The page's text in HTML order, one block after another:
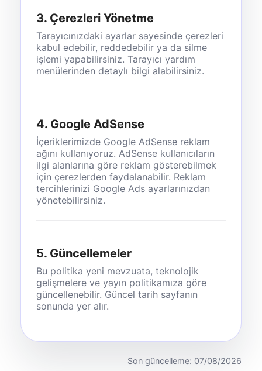
3. Çerezleri Yönetme
Tarayıcınızdaki ayarlar sayesinde çerezleri
kabul edebilir, reddedebilir ya da silme
işlemi yapabilirsiniz. Tarayıcı yardım
menülerinden detaylı bilgi alabilirsiniz.
4. Google AdSense
İçeriklerimizde Google AdSense reklam
ağını kullanıyoruz. AdSense kullanıcıların
ilgi alanlarına göre reklam gösterebilmek
için çerezlerden faydalanabilir. Reklam
tercihlerinizi Google Ads ayarlarınızdan
yönetebilirsiniz.
5. Güncellemeler
Bu politika yeni mevzuata, teknolojik
gelişmelere ve yayın politikamıza göre
güncellenebilir. Güncel tarih sayfanın
sonunda yer alır.
Son güncelleme: 07/08/2026